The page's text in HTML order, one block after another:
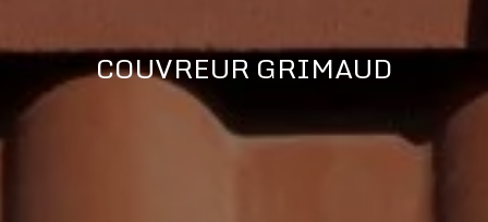
COUVREUR GRIMAUD